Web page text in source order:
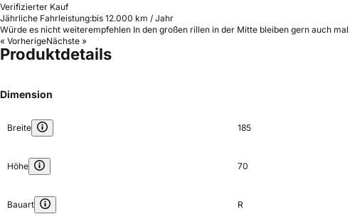
Verifizierter Kauf
Jährliche Fahrleistung:bis 12.000 km / Jahr
Würde es nicht weiterempfehlen In den großen rillen in der Mitte bleiben gern auch
« VorherigeNächste »
Produktdetails
Dimension
Breite 185
Höhe 70
Bauart R